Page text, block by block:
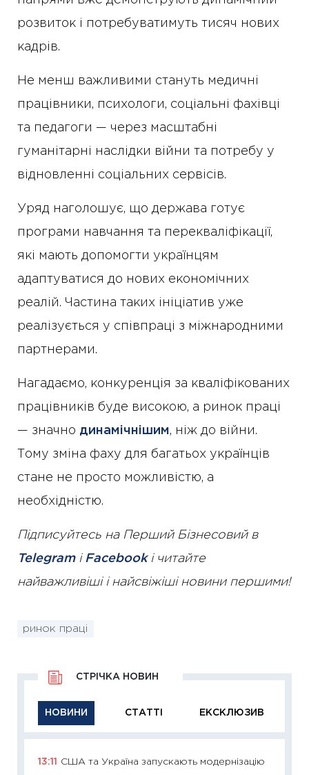
розвиток і потребуватимуть тисяч нових
кадрів.
Не менш важливими стануть медичні
працівники, психологи, соціальні фахівці
та педагоги — через масштабні
гуманітарні наслідки війни та потребу у
відновленні соціальних сервісів.
Уряд наголошує, що держава готує
програми навчання та перекваліфікації,
які мають допомогти українцям
адаптуватися до нових економічних
реалій. Частина таких ініціатив уже
реалізується у співпраці з міжнародними
партнерами.
Нагадаємо, конкуренція за кваліфікованих
працівників буде високою, а ринок праці
— значно динамічнішим, ніж до війни.
Тому зміна фаху для багатьох українців
стане не просто можливістю, а
необхідністю.
Підписуйтесь на Перший Бізнесовий в
Telegramі Facebookі читайте
найважливіші і найсвіжіші новини першими!
ринок праці
НОВИНИ СТАТТІ ЕКСКЛЮЗИВ
СТРІЧКА НОВИН
13:11
США та Україна запускають модернізацію